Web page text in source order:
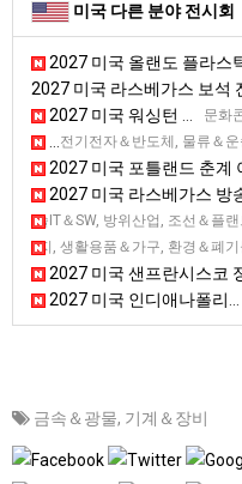
미국 다른 분야 전시회
2027 미국 올랜도 플라스틱 전시
2027 미국 라스베가스 보석 전시
문화
2027 미국 워싱턴 만화 전시회 [Awesome Con]
전기전자＆반도체, 물류＆
2027 미국 포틀랜드 춘계 아웃도어스포츠 기능성
2027 미국 라스베가스 방송장비
신기술IT＆SW, 방위산업, 조선＆
2027 미국 메릴랜드 해양
에너지, 생활용품＆가구, 환경＆
2027 미국 볼티모어 미건
2027 미국 샌프란시스코 정보보
2027 미국 인디애나폴리스 아스팔트 전시회 [WOA]
금속＆광물, 기계＆장비